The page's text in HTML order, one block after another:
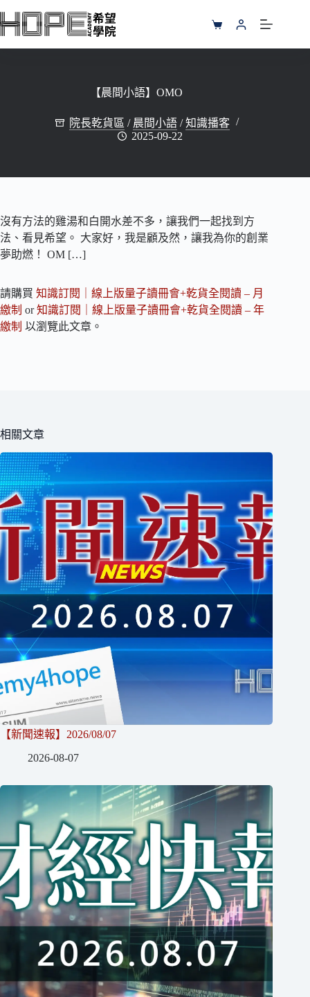
至
購
物
【晨間小語】OMO
院長乾貨區 / 晨間小語 /知識播客
2025-09-22
沒有方法的雞湯和白開水差不多，讓我們一起找到方
法、看見希望。 大家好，我是顧及然，讓我為你的創業
夢助燃！ OM […]
請購買 知識訂閱｜線上版量子讀冊會+乾貨全閱讀 – 月
繳制 or知識訂閱｜線上版量子讀冊會+乾貨全閱讀 – 年
繳制 以瀏覽此文章。
相關文章
【新聞速報】2026/08/07
2026-08-07